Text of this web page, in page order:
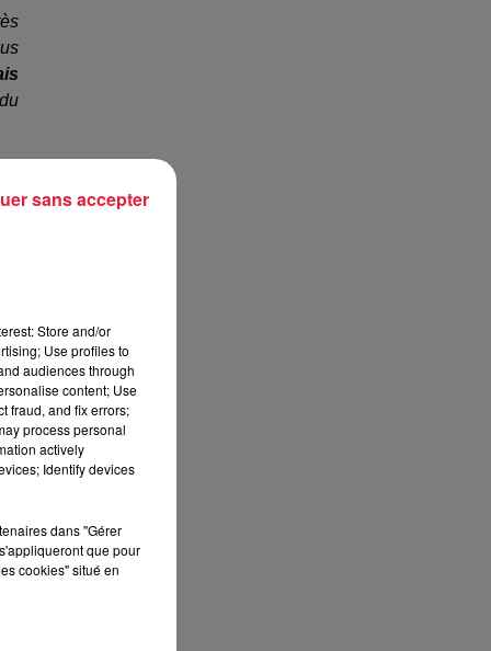
Store and/or
Use profiles to
audiences through
content; Use
fraud, and fix errors;
process personal
actively
Identify devices
dans "Gérer
que pour
cookies" situé en
sans accepter